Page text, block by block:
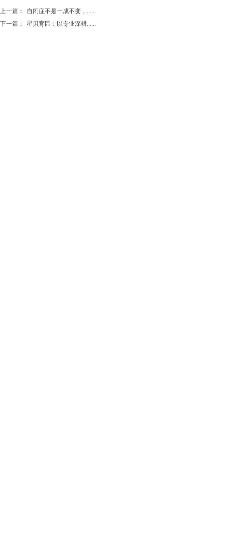
上一篇：
自闭症不是一成不变，......
下一篇：
星贝育园：以专业深耕......